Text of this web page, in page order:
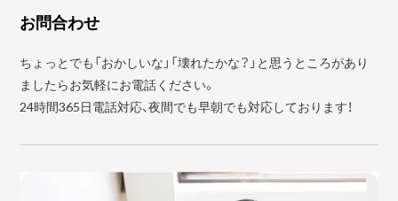
お問合わせ
ちょっとでも「おかしいな」「壊れたかな？」と思うところがあり
ましたらお気軽にお電話ください。
24時間365日電話対応、夜間でも早朝でも対応しております！